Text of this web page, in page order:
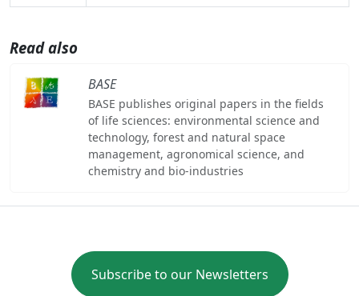
Read also
BASE
BASE publishes original papers in the fields
of life sciences: environmental science and
technology, forest and natural space
management, agronomical science, and
chemistry and bio-industries
Subscribe to our Newsletters